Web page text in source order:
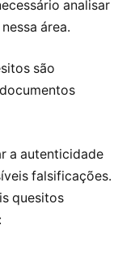
analisar
área.
são
a autenticidade
falsificações.
quesitos